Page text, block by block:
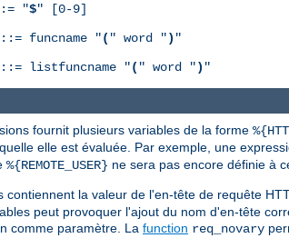
"$" [0-9]
funcname "( " word ") "
listfuncname "( " word ") "
fournit plusieurs variables de la forme
elle est évaluée. Par exemple, une
%{REMOTE_USER} ne sera pas encore définie à
contiennent la valeur de l'en-tête de requête
peut provoquer l'ajout du nom d'en-tête
comme paramètre. La function req_novary